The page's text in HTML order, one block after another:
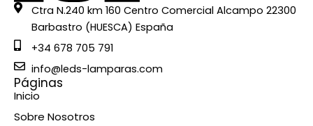
Ctra N.240 km 160 Centro Comercial Alcampo 22300
Barbastro (HUESCA) España
+34 678 705 791
info@leds-lamparas.com
Páginas
Inicio
Sobre Nosotros